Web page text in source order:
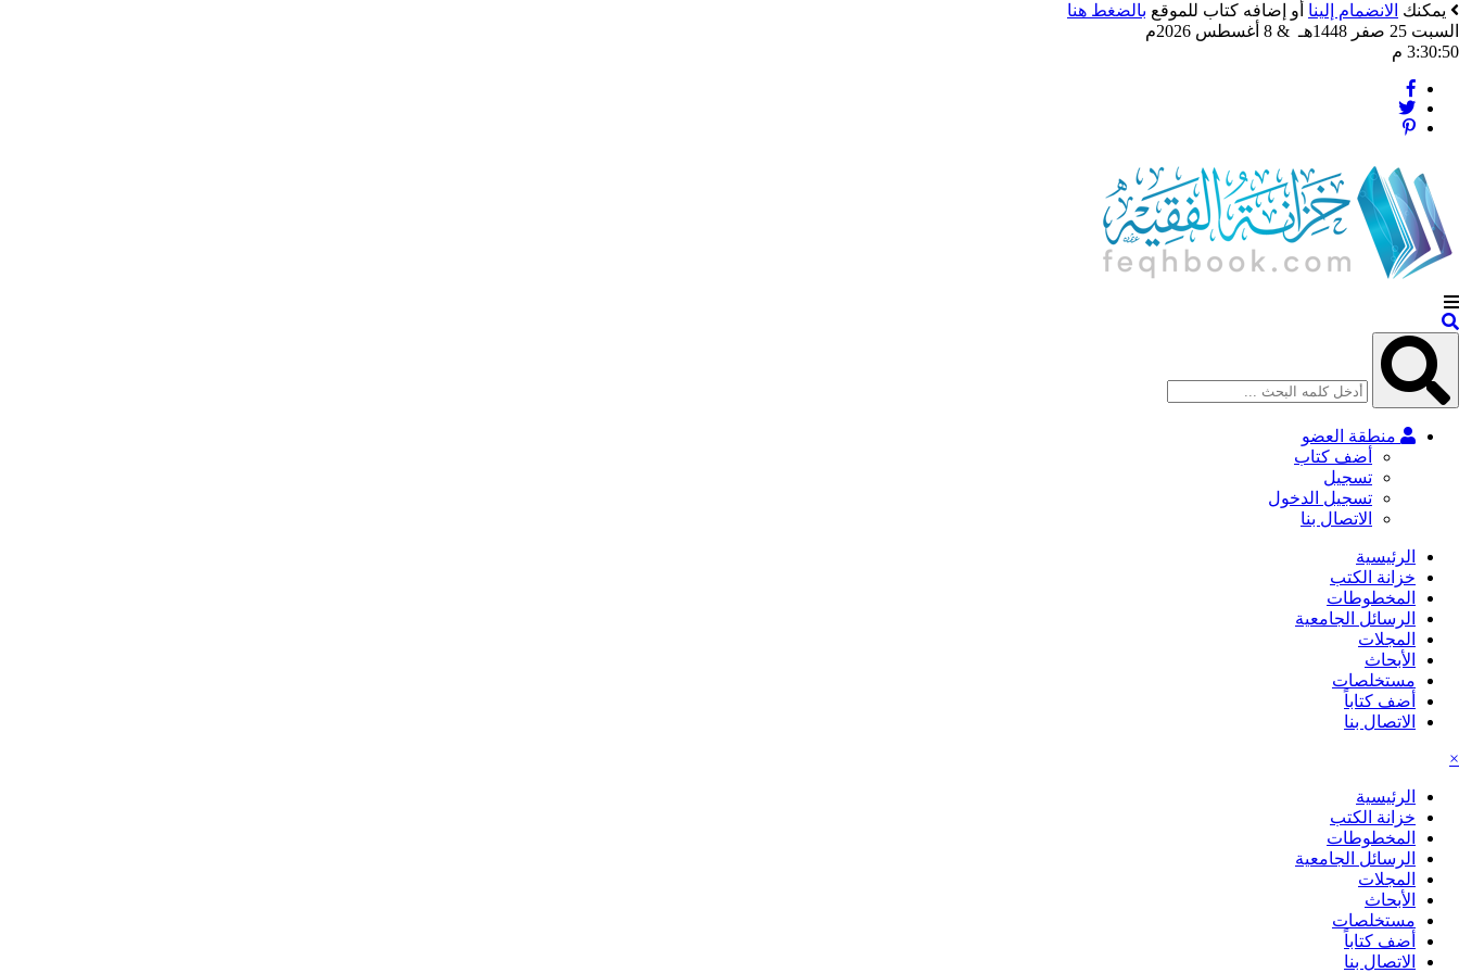
يمكنك الانضمام إلينا أو إضافه كتاب للموقع بالضغط هنا
السبت 25 صفر 1448هـ & 8 أغسطس 2026م
3:30:52 م
منطقة العضو
أضف كتاب
تسجيل
تسجيل الدخول
الاتصال بنا
الرئيسية
خزانة الكتب
المخطوطات
الرسائل الجامعية
المجلات
الأبحاث
مستخلصات
أضف كتاباً
الاتصال بنا
×
الرئيسية
خزانة الكتب
المخطوطات
الرسائل الجامعية
المجلات
الأبحاث
مستخلصات
أضف كتاباً
الاتصال بنا